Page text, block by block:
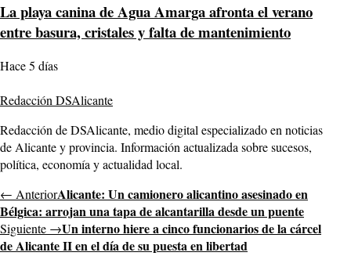
La playa canina de Agua Amarga afronta el verano
entre basura, cristales y falta de mantenimiento
Hace 5 días
Redacción DSAlicante
Redacción de DSAlicante, medio digital especializado en noticias
de Alicante y provincia. Información actualizada sobre sucesos,
política, economía y actualidad local.
← AnteriorAlicante: Un camionero alicantino asesinado en
Bélgica: arrojan una tapa de alcantarilla desde un puente
Siguiente →Un interno hiere a cinco funcionarios de la cárcel
de Alicante II en el día de su puesta en libertad